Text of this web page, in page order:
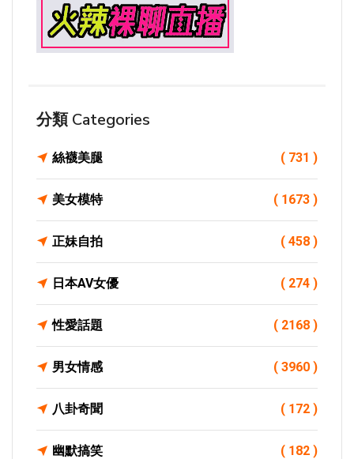
分類 Categories
絲襪美腿 ( 731 )
美女模特 ( 1673 )
正妹自拍 ( 458 )
日本AV女優 ( 274 )
性愛話題 ( 2168 )
男女情感 ( 3960 )
八卦奇聞 ( 172 )
幽默搞笑 ( 182 )